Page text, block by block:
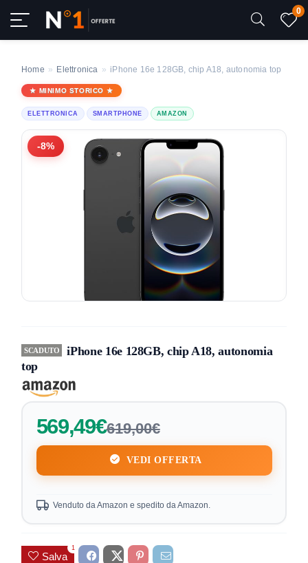
0
Home » Elettronica » iPhone 16e 128GB, chip A18, autonomia top
MINIMO STORICO
ELETTRONICA SMARTPHONE AMAZON
-8%
SCADUTO
iPhone 16e 128GB, chip A18, autonomia
top
569,49€619,00€
VEDI OFFERTA
Venduto da Amazon e spedito da Amazon.
Salva
1